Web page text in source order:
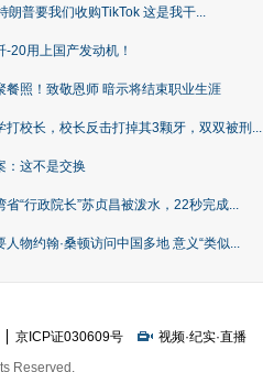
朗普要我们收购TikTok 这是我干...
20用上国产发动机！
餐照！致敬恩师 暗示将结束职业生涯
打校长，校长反击打掉其3颗牙，双双被刑...
：这不是交换
省“行政院长”苏贞昌被泼水，22秒完成...
物约翰·桑顿访问中国多地 意义“类似...
京ICP证030609号 视频·纪实·直播
Reserved.